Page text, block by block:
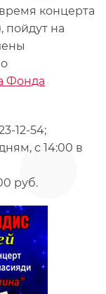
концерта
пойдут на
Фонда
12-54;
с 14:00 в
руб.